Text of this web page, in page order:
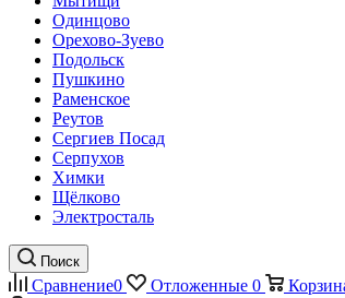
Одинцово
Орехово-Зуево
Подольск
Пушкино
Раменское
Реутов
Сергиев Посад
Серпухов
Химки
Щёлково
Электросталь
Поиск
Сравнение0 Отложенные 0